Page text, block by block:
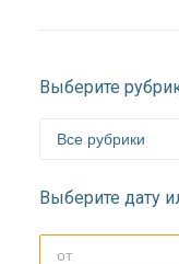
Выберите
Выберите дату